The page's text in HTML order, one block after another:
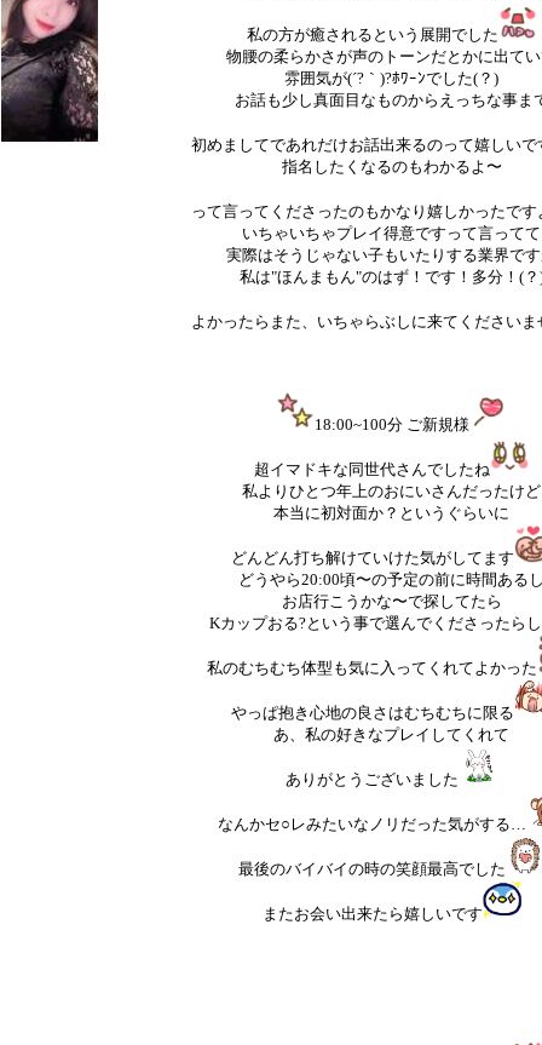
私の方が癒されるという展開でした
物腰の柔らかさが声のトーンだとかに出て
雰囲気が(´?｀)?ﾎﾜｰﾝでした(？)
お話も少し真面目なものからえっちな事ま
初めましてであれだけお話出来るのって嬉しいで
指名したくなるのもわかるよ〜
って言ってくださったのもかなり嬉しかったです
いちゃいちゃプレイ得意ですって言ってて
実際はそうじゃない子もいたりする業界で
私は"ほんまもん"のはず！です！多分！(？
よかったらまた、いちゃらぶしに来てくださいま
18:00~100分 ご新規様
超イマドキな同世代さんでしたね
私よりひとつ年上のおにいさんだったけど
本当に初対面か？というぐらいに
どんどん打ち解けていけた気がしてます
どうやら20:00頃〜の予定の前に時間ある
お店行こうかな〜で探してたら
Kカップおる?という事で選んでくださったら
私のむちむち体型も気に入ってくれてよかった
やっぱ抱き心地の良さはむちむちに限る
あ、私の好きなプレイしてくれて
ありがとうございました
なんかセ○レみたいなノリだった気がする…
最後のバイバイの時の笑顔最高でした
またお会い出来たら嬉しいです